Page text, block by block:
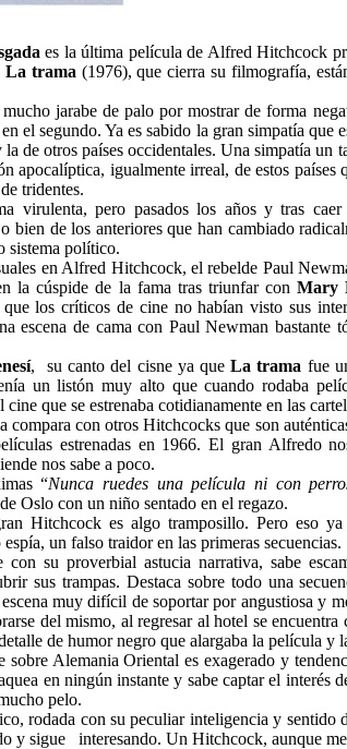
es la última película de Alfred Hitchcock
La trama (1976), que cierra su filmografía,
jarabe de palo por mostrar de forma
el segundo. Ya es sabido la gran simpatía que
de otros países occidentales. Una simpatía un
apocalíptica, igualmente irreal, de estos países
tridentes.
virulenta, pero pasados los años y tras
bien de los anteriores que han cambiado
sistema político.
en Alfred Hitchcock, el rebelde Paul
la cúspide de la fama tras triunfar conMary
los críticos de cine no habían visto sus
escena de cama con Paul Newman bastante
, su canto del cisne ya queLa trama fue
un listón muy alto que cuando rodaba
que se estrenaba cotidianamente en las
compara con otros Hitchcocks que son
estrenadas en 1966. El gran Alfredo
nos sabe a poco.
“Nunca ruedes una película ni con
Oslo con un niño sentado en el regazo.
Hitchcock es algo tramposillo. Pero eso
un falso traidor en las primeras secuencias.
su proverbial astucia narrativa, sabe
sus trampas. Destaca sobre todo una
muy difícil de soportar por angustiosa y
del mismo, al regresar al hotel se
de humor negro que alargaba la película y
Alemania Oriental es exagerado y
en ningún instante y sabe captar el interés
pelo.
rodada con su peculiar inteligencia y sentido
y sigue interesando. Un Hitchcock, aunque